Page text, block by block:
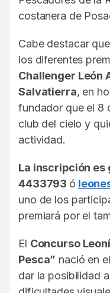
costanera de
Cabe destacar
los diferentes
Challenger León
Salvatierra, en
fundador que el 8
club del cielo y
actividad.
La inscripción es
4433793 ó
uno de los
premiará por el
El Concurso
Pesca” nació en
dar la posibilidad